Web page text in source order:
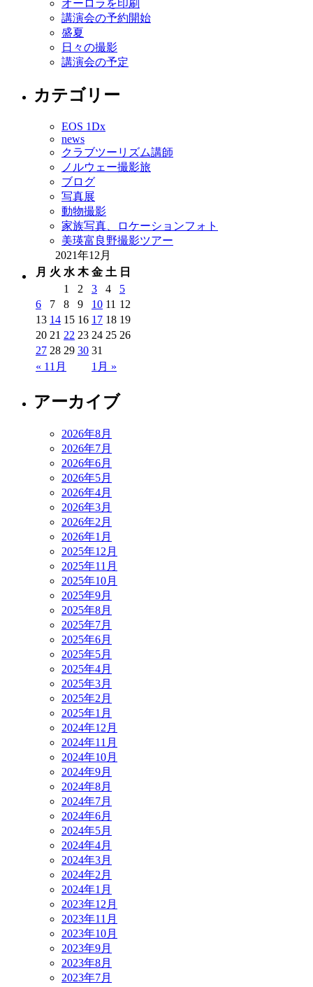
オーロラを印刷
講演会の予約開始
盛夏
日々の撮影
講演会の予定
カテゴリー
EOS 1Dx
news
クラブツーリズム講師
ノルウェー撮影旅
ブログ
写真展
動物撮影
家族写真、ロケーションフォト
美瑛富良野撮影ツアー
2021年12月
月 火 水 木 金 土 日
« 11月 1月 »
1 2 3 4
5
6
7 8 9 10 11 12
13 14 15 16 17 18 19
20 21 22 23 24 25 26
27 28 29 30 31
アーカイブ
2026年8月
2026年7月
2026年6月
2026年5月
2026年4月
2026年3月
2026年2月
2026年1月
2025年12月
2025年11月
2025年10月
2025年9月
2025年8月
2025年7月
2025年6月
2025年5月
2025年4月
2025年3月
2025年2月
2025年1月
2024年12月
2024年11月
2024年10月
2024年9月
2024年8月
2024年7月
2024年6月
2024年5月
2024年4月
2024年3月
2024年2月
2024年1月
2023年12月
2023年11月
2023年10月
2023年9月
2023年8月
2023年7月